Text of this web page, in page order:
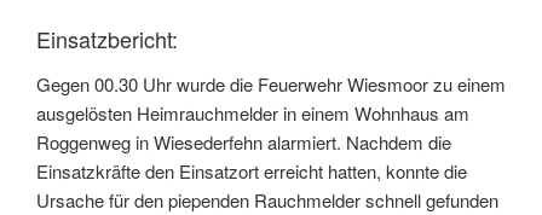
Einsatzbericht:
Gegen 00.30 Uhr wurde die Feuerwehr Wiesmoor zu einem
ausgelösten Heimrauchmelder in einem Wohnhaus am
Roggenweg in Wiesederfehn alarmiert. Nachdem die
Einsatzkräfte den Einsatzort erreicht hatten, konnte die
Ursache für den piependen Rauchmelder schnell gefunden